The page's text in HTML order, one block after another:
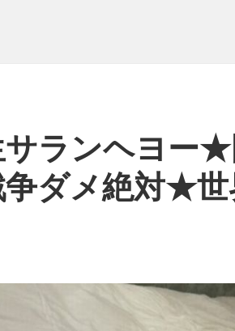
ランヘヨー★
ダメ絶対★世